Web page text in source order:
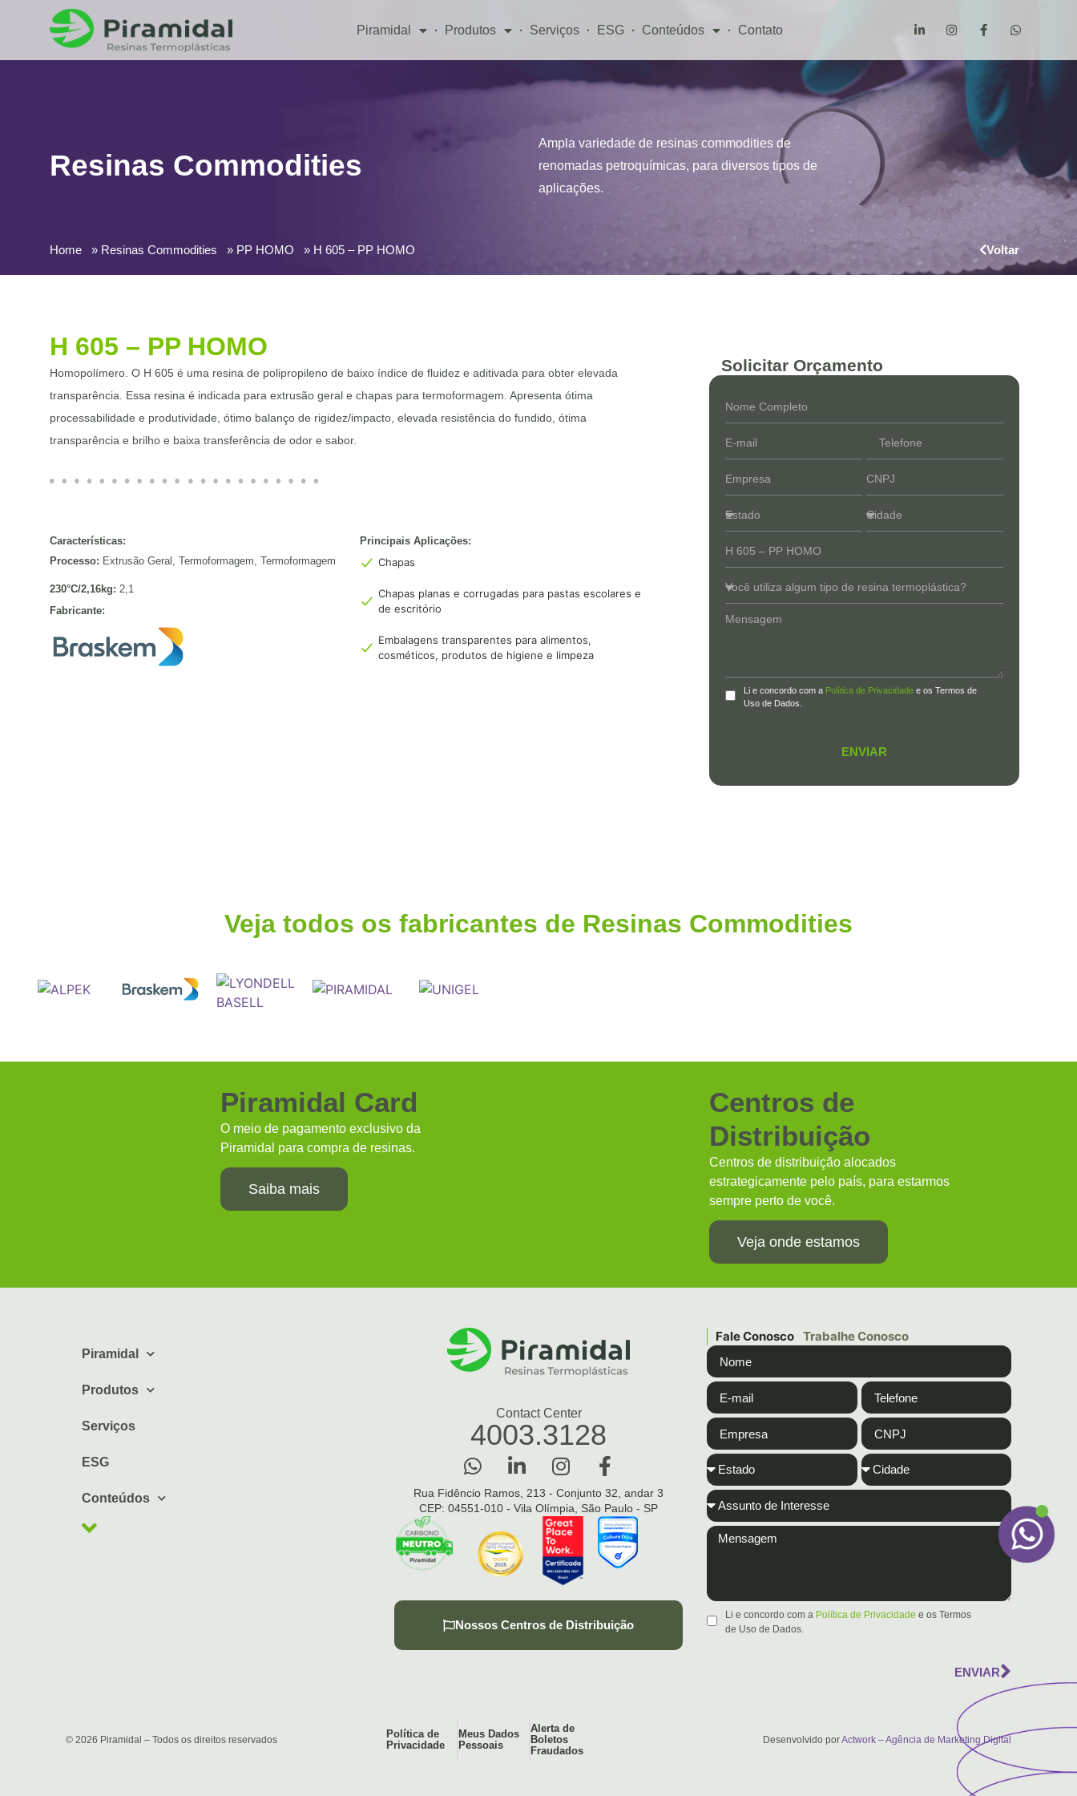
Piramidal Produtos Serviços ESG Conteúdos Contato
Resinas Commodities
Ampla variedade de resinas commodities de
renomadas petroquímicas, para diversos tipos de
aplicações.
Home Resinas Commodities PP HOMO H 605 – PP HOMO Voltar
H 605 – PP HOMO
Homopolímero. O H 605 é uma resina de polipropileno de baixo índice de fluidez e aditivada para obter elevada
transparência. Essa resina é indicada para extrusão geral e chapas para termoformagem. Apresenta ótima
processabilidade e produtividade, ótimo balanço de rigidez/impacto, elevada resistência do fundido, ótima
transparência e brilho e baixa transferência de odor e sabor.
Características:
Processo: Extrusão Geral, Termoformagem, Termoformagem
230°C/2,16kg: 2,1
Fabricante:
Principais Aplicações:
Chapas
Chapas planas e corrugadas para pastas escolares e
de escritório
Embalagens transparentes para alimentos,
cosméticos, produtos de higiene e limpeza
Solicitar Orçamento
Li e concordo com a Política de Privacidade e os Termos de
Uso de Dados.
ENVIAR
Veja todos os fabricantes de Resinas Commodities
Piramidal Card
O meio de pagamento exclusivo da
Piramidal para compra de resinas.
Saiba mais
Centros de
Distribuição
Centros de distribuição alocados
estrategicamente pelo país, para estarmos
sempre perto de você.
Veja onde estamos
Piramidal
Produtos
Serviços
ESG
Conteúdos
Contact Center
4003.3128
Rua Fidêncio Ramos, 213 - Conjunto 32, andar 3
CEP: 04551-010 - Vila Olímpia, São Paulo - SP
Nossos Centros de Distribuição
Fale Conosco Trabalhe Conosco
Li e concordo com a Política de Privacidade e os Termos
de Uso de Dados.
ENVIAR
© 2026 Piramidal – Todos os direitos reservados
Política de
Privacidade
Meus Dados
Pessoais
Alerta de
Boletos
Fraudados
Desenvolvido porActwork – Agência de Marketing Digital